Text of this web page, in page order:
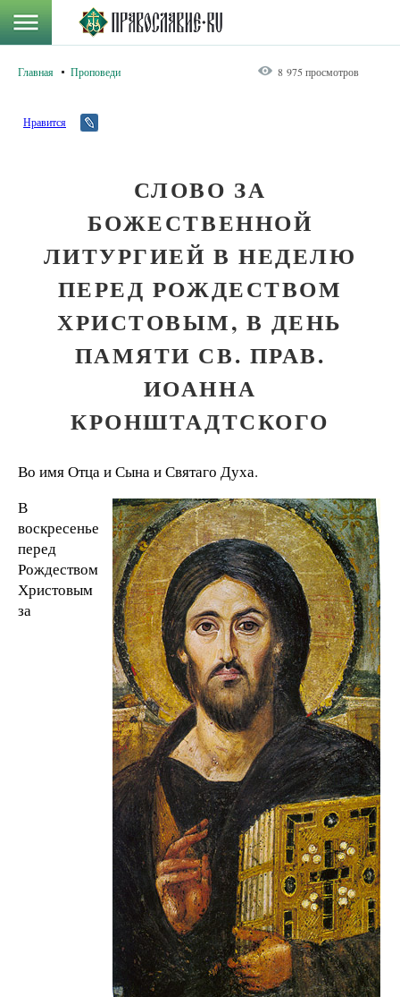
Главная Проповеди 8 975 просмотров
Нравится
СЛОВО ЗА
БОЖЕСТВЕННОЙ
ЛИТУРГИЕЙ В НЕДЕЛЮ
ПЕРЕД РОЖДЕСТВОМ
ХРИСТОВЫМ, В ДЕНЬ
ПАМЯТИ СВ. ПРАВ.
ИОАННА
КРОНШТАДТСКОГО
Во имя Отца и Сына и Святаго Духа.
В
воскресенье
перед
Рождеством
Христовым
за